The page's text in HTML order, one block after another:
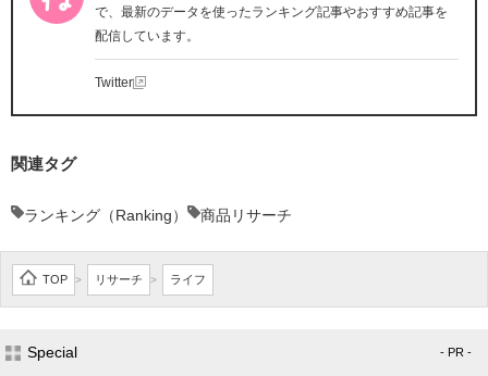
で、最新のデータを使ったランキング記事やおすすめ記事を
配信しています。
Twitter
関連タグ
ランキング（Ranking） 商品リサーチ
TOP > リサーチ > ライフ
Special - PR -